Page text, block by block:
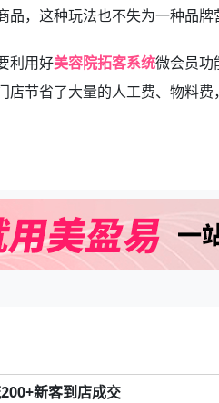
，这种玩法也不失为一种品牌
利用好美容院拓客系统微会员功
店节省了大量的人工费、物料
新客到店成交